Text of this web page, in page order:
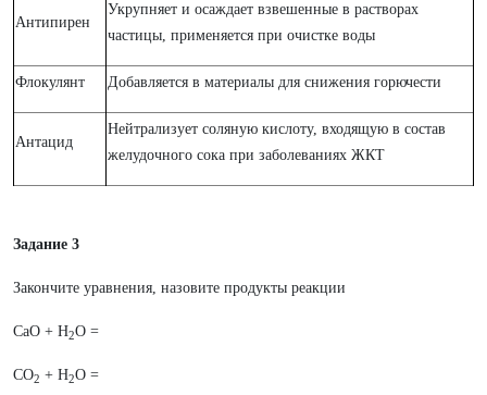
Антипирен
Укрупняет и осаждает взвешенные в растворах
частицы, применяется при очистке воды
Флокулянт Добавляется в материалы для снижения горючести
Антацид
Нейтрализует соляную кислоту, входящую в состав
желудочного сока при заболеваниях ЖКТ
Задание 3
Закончите уравнения, назовите продукты реакции
CaO + H2O =
CO2 + H2O =